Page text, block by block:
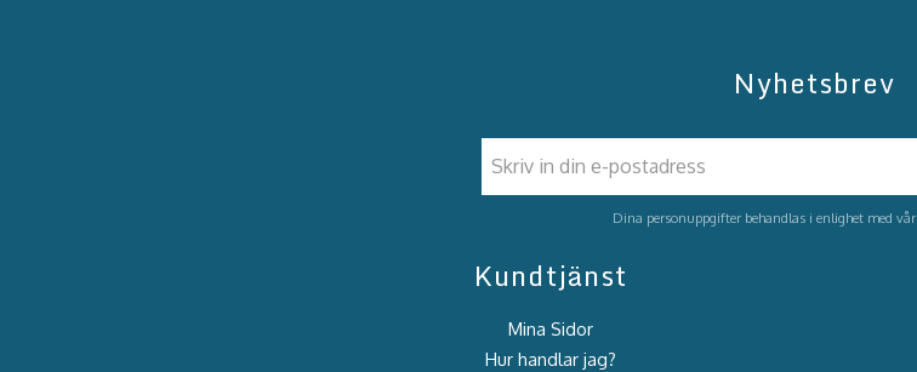
Nyhetsbrev
Dina personuppgifter behandlas i enlighet med vår
Kundtjänst
Mina Sidor
Hur handlar jag?